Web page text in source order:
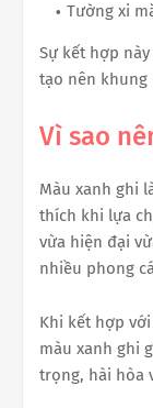
Tường xi
Sự kết hợp
tạo nên khung
Vì sao
Màu xanh ghi
thích khi lựa
vừa hiện đại
nhiều phong
Khi kết hợp
màu xanh ghi
trọng, hài hòa